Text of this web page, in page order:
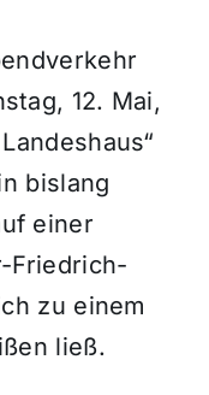
12. Mai,
bislang
einer
Friedrich-
zu einem
ließ.